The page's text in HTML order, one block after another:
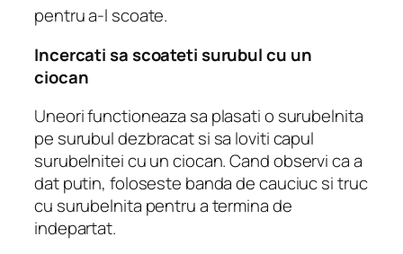
pentru a-l scoate.
Incercati sa scoateti surubul cu un
ciocan
Uneori functioneaza sa plasati o surubelnita
pe surubul dezbracat si sa loviti capul
surubelnitei cu un ciocan.Cand observi ca a
dat putin, foloseste banda de cauciuc si truc
cu surubelnita pentru a termina de
indepartat.